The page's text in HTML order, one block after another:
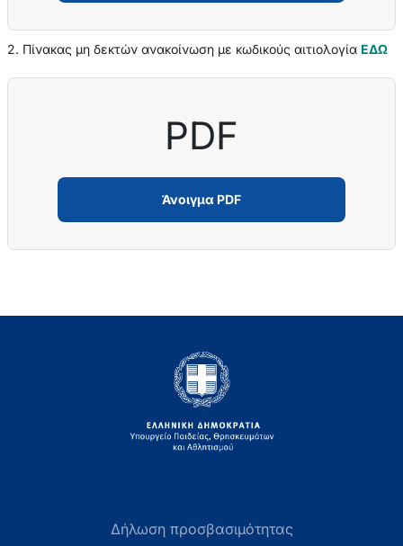
2. Πίνακας μη δεκτών ανακοίνωση με κωδικούς αιτιολογία ΕΔΩ
PDF
Άνοιγμα PDF
Δήλωση προσβασιμότητας